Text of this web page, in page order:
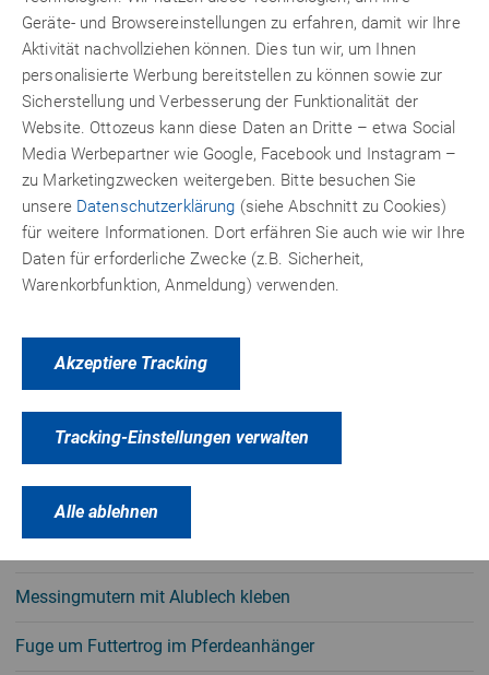
Glasfasermatte auf Chromstahl
Polystyrol
Polystyrol
Fügen Polyimid Band
PUR-Weichschaumstoff auf Natronpapier
NR-SBR Vollgummi mit POM verkleben
Kleben im Schwimmteich
Messingmutern mit Alublech kleben
Fuge um Futtertrog im Pferdeanhänger
Geräte- und Browsereinstellungen zu erfahren, damit wir Ihre
Aktivität nachvollziehen können. Dies tun wir, um Ihnen
personalisierte Werbung bereitstellen zu können sowie zur
Sicherstellung und Verbesserung der Funktionalität der
Website. Ottozeus kann diese Daten an Dritte – etwa Social
Media Werbepartner wie Google, Facebook und Instagram –
zu Marketingzwecken weitergeben. Bitte besuchen Sie
unsere Datenschutzerklärung (siehe Abschnitt zu Cookies)
für weitere Informationen. Dort erfähren Sie auch wie wir Ihre
Daten für erforderliche Zwecke (z.B. Sicherheit,
Warenkorbfunktion, Anmeldung) verwenden.
Akzeptiere Tracking
Tracking-Einstellungen verwalten
Alle ablehnen